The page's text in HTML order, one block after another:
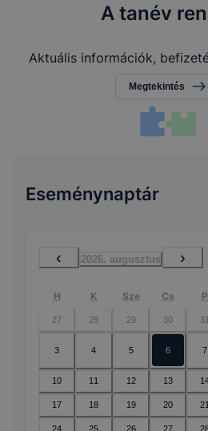
A tanév
Aktuális információk,
Megtekintés
Eseménynaptár
‹ 2026. augusztus ›
H K Sze Cs P
27 28 29 30 31
3 4 5 6 7
10 11 12 13
17 18 19 20 21
24 25 26 27